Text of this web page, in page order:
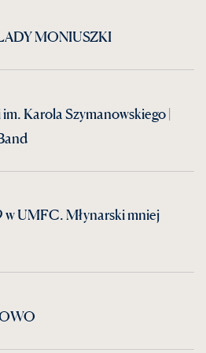
MONIUSZKI
Karola Szymanowskiego |
UMFC. Młynarski mniej